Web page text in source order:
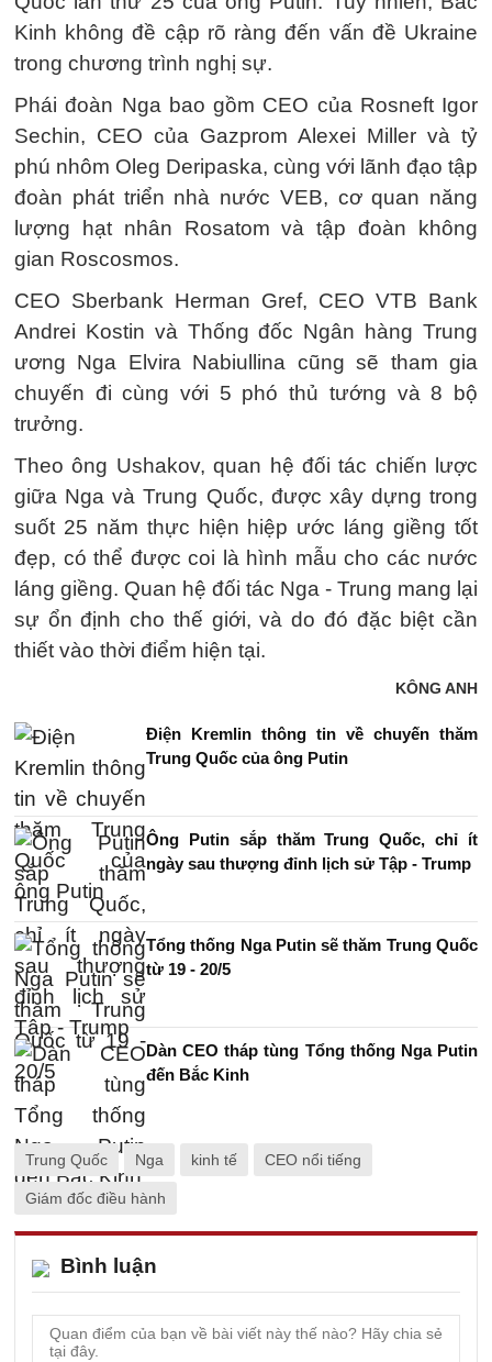
Kinh không đề cập rõ ràng đến vấn đề Ukraine
trong chương trình nghị sự.
Phái đoàn Nga bao gồm CEO của Rosneft Igor
Sechin, CEO của Gazprom Alexei Miller và tỷ
phú nhôm Oleg Deripaska, cùng với lãnh đạo tập
đoàn phát triển nhà nước VEB, cơ quan năng
lượng hạt nhân Rosatom và tập đoàn không
gian Roscosmos.
CEO Sberbank Herman Gref, CEO VTB Bank
Andrei Kostin và Thống đốc Ngân hàng Trung
ương Nga Elvira Nabiullina cũng sẽ tham gia
chuyến đi cùng với 5 phó thủ tướng và 8 bộ
trưởng.
Theo ông Ushakov, quan hệ đối tác chiến lược
giữa Nga và Trung Quốc, được xây dựng trong
suốt 25 năm thực hiện hiệp ước láng giềng tốt
đẹp, có thể được coi là hình mẫu cho các nước
láng giềng. Quan hệ đối tác Nga - Trung mang lại
sự ổn định cho thế giới, và do đó đặc biệt cần
thiết vào thời điểm hiện tại.
KÔNG ANH
Điện Kremlin thông tin về chuyến thăm
Trung Quốc của ông Putin
Ông Putin sắp thăm Trung Quốc, chỉ ít
ngày sau thượng đỉnh lịch sử Tập - Trump
Tổng thống Nga Putin sẽ thăm Trung Quốc
từ 19 - 20/5
Dàn CEO tháp tùng Tổng thống Nga Putin
đến Bắc Kinh
Trung Quốc Nga kinh tế CEO nổi tiếng
Giám đốc điều hành
Bình luận